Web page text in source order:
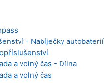
- Nabíječky autobaterií
a volný čas - Dílna
a volný čas